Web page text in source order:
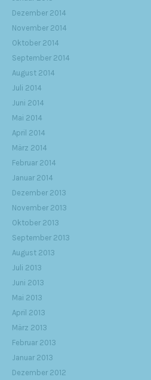
Dezember 2014
November 2014
Oktober 2014
September 2014
August 2014
Juli 2014
Juni 2014
Mai 2014
April 2014
März 2014
Februar 2014
Januar 2014
Dezember 2013
November 2013
Oktober 2013
September 2013
August 2013
Juli 2013
Juni 2013
Mai 2013
April 2013
März 2013
Februar 2013
Januar 2013
Dezember 2012